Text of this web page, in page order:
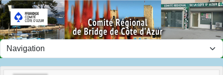
Panneau de gestion des cookies